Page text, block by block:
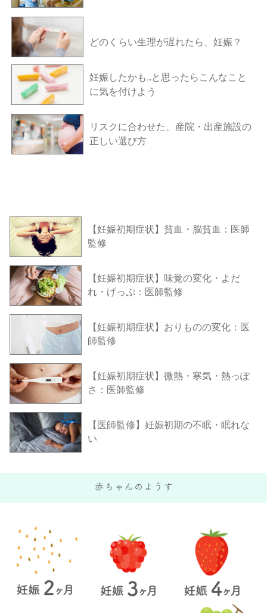
どのくらい生理が遅れたら、妊娠？
妊娠したかも..と思ったらこんなこと
に気を付けよう
リスクに合わせた、産院・出産施設の
正しい選び方
【妊娠初期症状】貧血・脳貧血：医師
監修
【妊娠初期症状】味覚の変化・よだ
れ・げっぷ：医師監修
【妊娠初期症状】おりものの変化：医
師監修
【妊娠初期症状】微熱・寒気・熱っぽ
さ：医師監修
【医師監修】妊娠初期の不眠・眠れな
い